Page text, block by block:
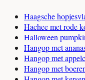
Haagsche
Hachee met rode
Halloween
Hangop met
Hangop met
Hangop met